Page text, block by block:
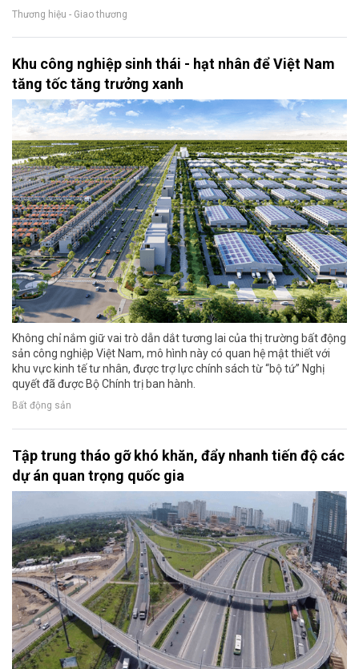
Thương hiệu - Giao thương
Khu công nghiệp sinh thái - hạt nhân để Việt Nam
tăng tốc tăng trưởng xanh
Không chỉ nắm giữ vai trò dẫn dắt tương lai của thị trường bất động
sản công nghiệp Việt Nam, mô hình này có quan hệ mật thiết với
khu vực kinh tế tư nhân, được trợ lực chính sách từ “bộ tứ” Nghị
quyết đã được Bộ Chính trị ban hành.
Bất động sản
Tập trung tháo gỡ khó khăn, đẩy nhanh tiến độ các
dự án quan trọng quốc gia